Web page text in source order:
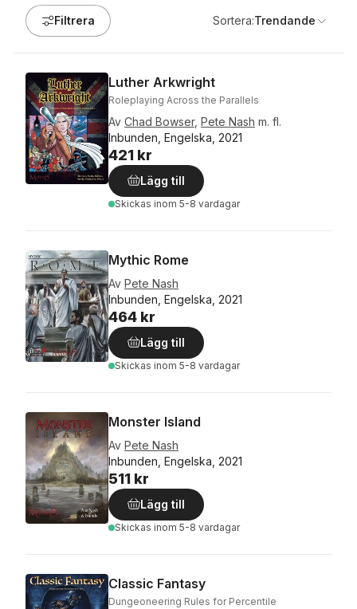
Filtrera Sortera:Trendande
Luther Arkwright
Roleplaying Across the Parallels
Av Chad Bowser, Pete Nash m. fl.
Inbunden, Engelska, 2021
421 kr
Lägg till
Skickas inom 5-8 vardagar
Mythic Rome
Av Pete Nash
Inbunden, Engelska, 2021
464 kr
Lägg till
Skickas inom 5-8 vardagar
Monster Island
Av Pete Nash
Inbunden, Engelska, 2021
511 kr
Lägg till
Skickas inom 5-8 vardagar
Classic Fantasy
Dungeoneering Rules for Percentile